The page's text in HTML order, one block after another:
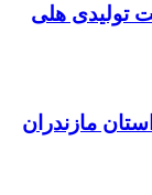
تولیدی هلی
مازندران